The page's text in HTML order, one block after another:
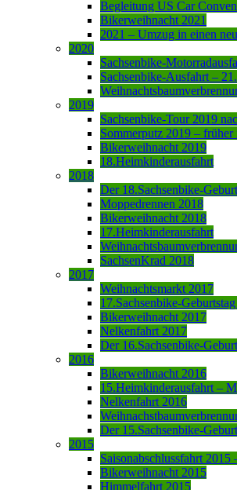
Begleitung US Car
Bikerweihnacht 2021
2021 – Umzug in einen
2020
Sachsenbike-
Sachsenbike-Ausfahrt –
2019
Sachsenbike-Tour 2019
Sommerputz 2019 –
Bikerweihnacht 2019
18.Heimkinderausfahrt
2018
Der 18.Sachsenbike-
Moppedrennen 2018
Bikerweihnacht 2018
17.Heimkinderausfahrt
SachsenKrad 2018
2017
Weihnachtsmarkt 2017
17.Sachsenbike-
Bikerweihnacht 2017
Nelkenfahrt 2017
Der 16.Sachsenbike-
2016
Bikerweihnacht 2016
15.Heimkinderausfahrt –
Nelkenfahrt 2016
Der 15.Sachsenbike-
2015
Saisonabschlussfahrt
Bikerweihnacht 2015
Himmelfahrt 2015